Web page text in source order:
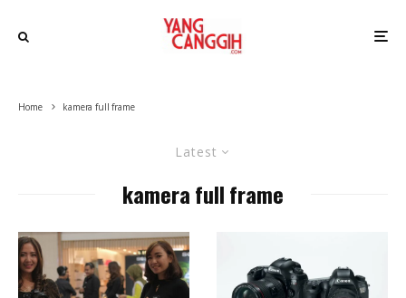
Home kamera full frame
Latest
kamera full frame